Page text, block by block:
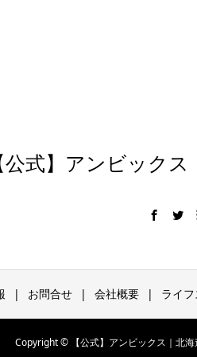
公式】アンビックス
お問合せ 会社概要 ライ
Copyright © 【公式】アンビックス｜北